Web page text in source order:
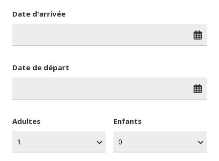
Date d'arrivée
Date de départ
Adultes Enfants